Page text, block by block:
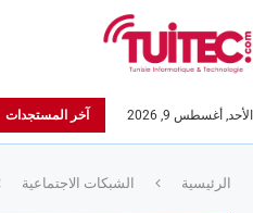
الأحد, أغسطس 9, 2026 آخر المستجدات
الرئيسية الشبكات الاجتماعية